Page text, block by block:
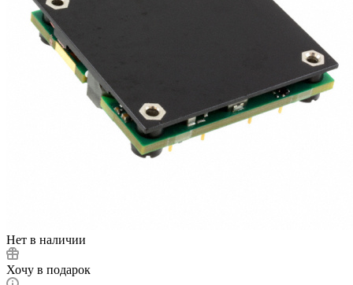
Нет в наличии
Хочу в подарок